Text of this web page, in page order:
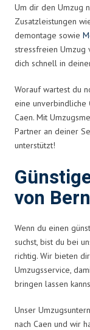
Um dir den Umzug
Zusatzleistungen
demontage sowie
stressfreien Umzug
dich schnell in
Worauf wartest du
eine unverbindliche
Caen. Mit
Partner an deiner
unterstützt!
von
Wenn du einen
suchst, bist du bei
richtig. Wir bieten
Umzugsservice,
bringen lassen
Unser
nach Caen und wir